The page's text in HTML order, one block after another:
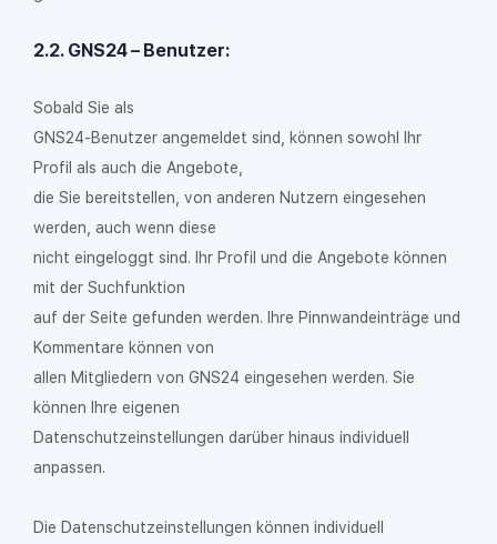
2.2. GNS24 – Benutzer:
Sobald Sie als
GNS24-Benutzer angemeldet sind, können sowohl Ihr
Profil als auch die Angebote,
die Sie bereitstellen, von anderen Nutzern eingesehen
werden, auch wenn diese
nicht eingeloggt sind. Ihr Profil und die Angebote können
mit der Suchfunktion
auf der Seite gefunden werden. Ihre Pinnwandeinträge und
Kommentare können von
allen Mitgliedern von GNS24 eingesehen werden. Sie
können Ihre eigenen
Datenschutzeinstellungen darüber hinaus individuell
anpassen.
Die Datenschutzeinstellungen können individuell